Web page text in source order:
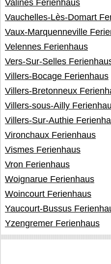
Valines Ferienhaus
Vauchelles-Lès-Domart
Vaux-Marquenneville
Velennes Ferienhaus
Vers-Sur-Selles
Villers-Bocage Ferienhaus
Villers-Bretonneux
Villers-sous-Ailly
Villers-Sur-Authie
Vironchaux Ferienhaus
Vismes Ferienhaus
Vron Ferienhaus
Woignarue Ferienhaus
Woincourt Ferienhaus
Yaucourt-Bussus
Yzengremer Ferienhaus